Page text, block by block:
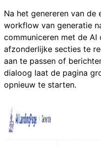
Na het genereren van
workflow van generatie
communiceren met de
afzonderlijke secties te
aan te passen of
dialoog laat de pagina
opnieuw te starten.